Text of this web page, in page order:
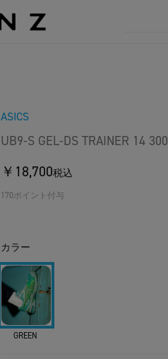
ASICS
UB9-S GEL-DS TRAINER 14 300
￥18,700税込
170ポイント付与
カラー
GREEN